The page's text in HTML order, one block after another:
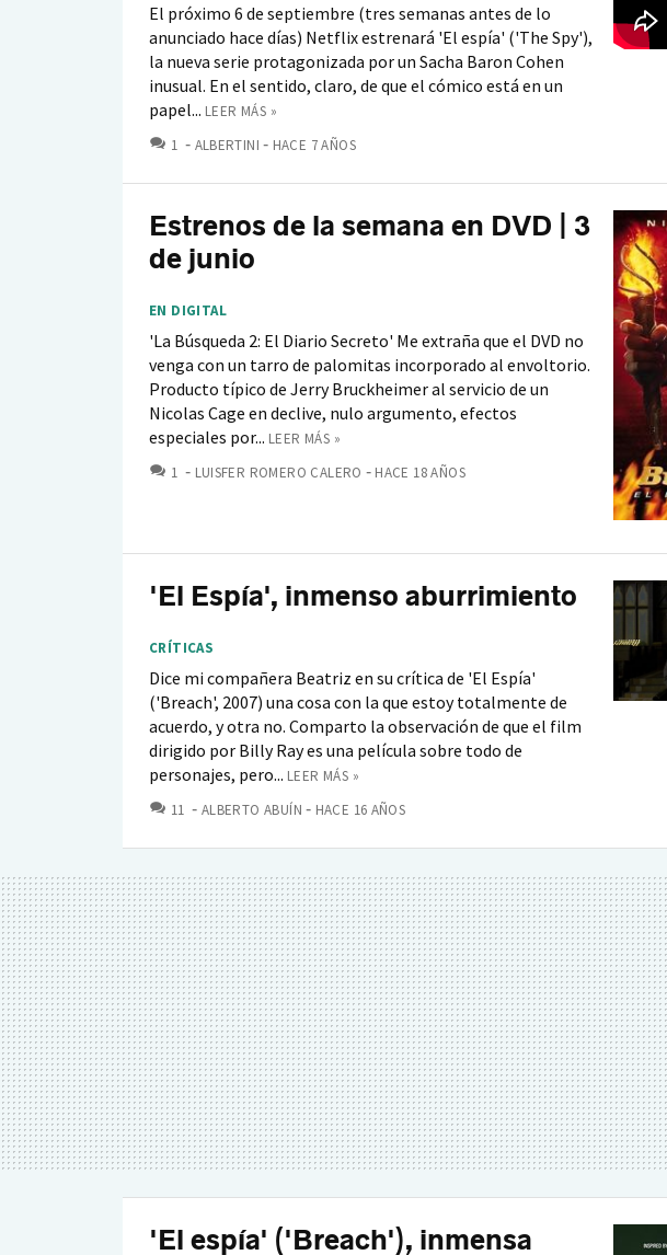
El próximo 6 de septiembre (tres semanas antes de lo
anunciado hace días) Netflix estrenará 'El espía' ('The Spy'),
la nueva serie protagonizada por un Sacha Baron Cohen
inusual. En el sentido, claro, de que el cómico está en un
papel... LEER MÁS »
1 COMENTARIOS
ALBERTINI HACE 7 AÑOS
Estrenos de la semana en DVD | 3
de junio
EN DIGITAL
'La Búsqueda 2: El Diario Secreto' Me extraña que el DVD no
venga con un tarro de palomitas incorporado al envoltorio.
Producto típico de Jerry Bruckheimer al servicio de un
Nicolas Cage en declive, nulo argumento, efectos
especiales por... LEER MÁS »
1 COMENTARIOS
LUISFER ROMERO CALERO HACE 18 AÑOS
'El Espía', inmenso aburrimiento
CRÍTICAS
Dice mi compañera Beatriz en su crítica de 'El Espía'
('Breach', 2007) una cosa con la que estoy totalmente de
acuerdo, y otra no. Comparto la observación de que el film
dirigido por Billy Ray es una película sobre todo de
personajes, pero... LEER MÁS »
11 COMENTARIOS
ALBERTO ABUÍN HACE 16 AÑOS
'El espía' ('Breach'), inmensa